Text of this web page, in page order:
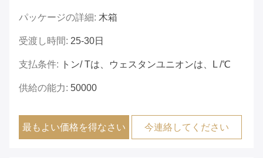
パッケージの詳細: 木箱
受渡し時間: 25-30日
支払条件: トン/ Tは、ウェスタンユニオンは、L /℃
供給の能力: 50000
最もよい価格を得なさい 今連絡してください